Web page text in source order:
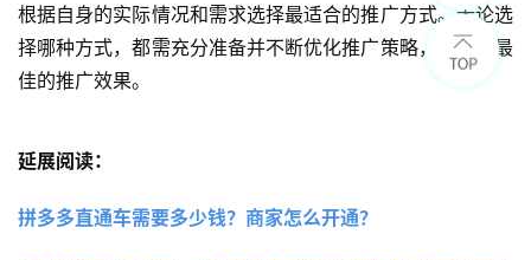
根据自身的实际情况和需求选择最适合的推广方式。无论选
择哪种方式，都需充分准备并不断优化推广策略，以达到最
佳的推广效果。
延展阅读：
拼多多直通车需要多少钱？商家怎么开通？